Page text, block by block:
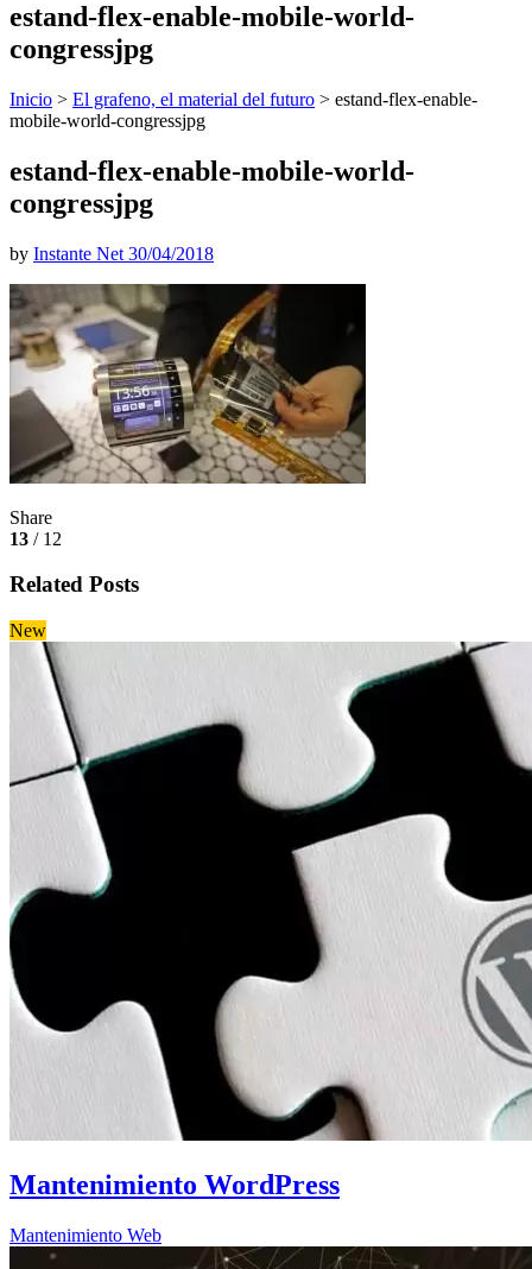
estand-flex-enable-mobile-world-
congressjpg
Inicio > El grafeno, el material del futuro > estand-flex-enable-
mobile-world-congressjpg
estand-flex-enable-mobile-world-
congressjpg
by Instante Net 30/04/2018
Share
13 / 12
Related Posts
New
Mantenimiento WordPress
Mantenimiento Web